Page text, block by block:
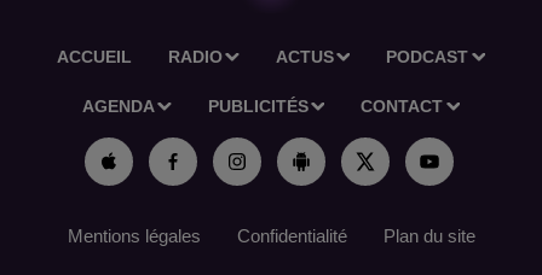
ACCUEIL RADIO ACTUS PODCAST
AGENDA PUBLICITÉS CONTACT
Mentions légales Confidentialité Plan du site